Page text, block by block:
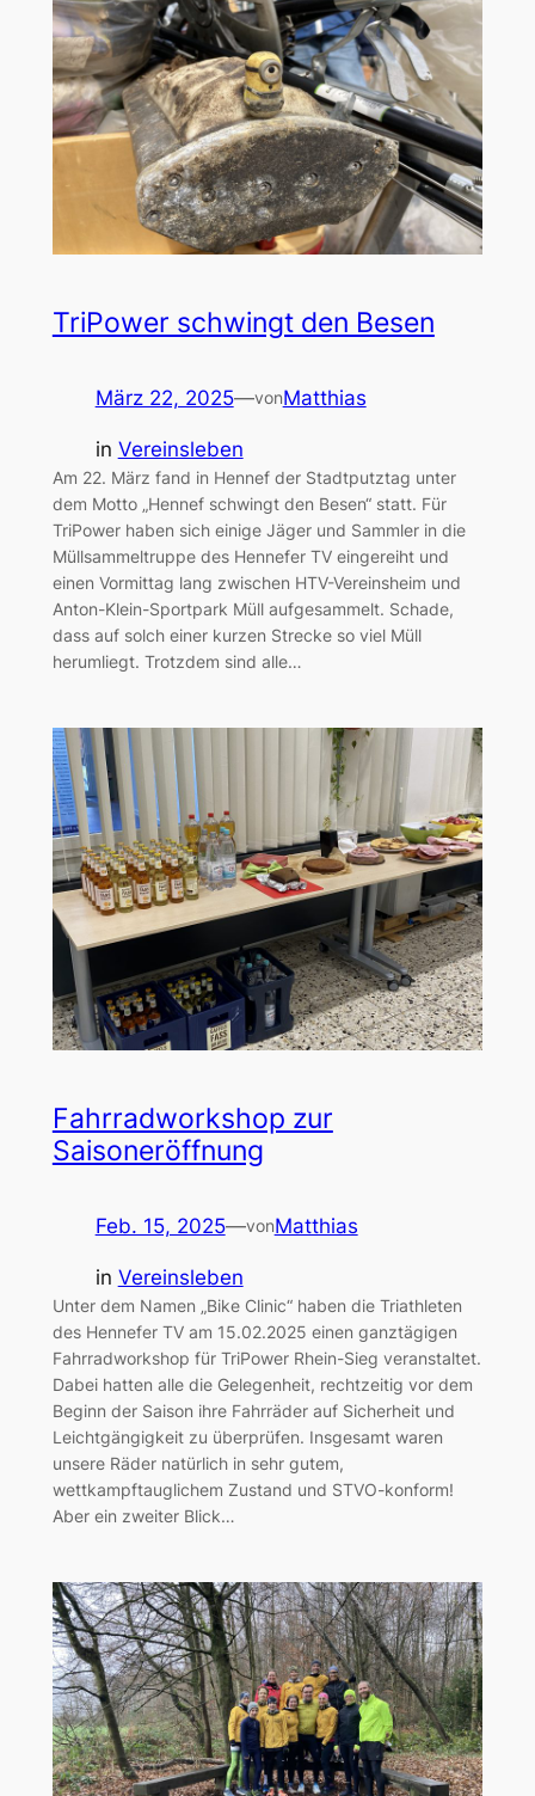
TriPower schwingt den Besen
März 22, 2025—vonMatthias
in Vereinsleben
Am 22. März fand in Hennef der Stadtputztag unter
dem Motto „Hennef schwingt den Besen“ statt. Für
TriPower haben sich einige Jäger und Sammler in die
Müllsammeltruppe des Hennefer TV eingereiht und
einen Vormittag lang zwischen HTV-Vereinsheim und
Anton-Klein-Sportpark Müll aufgesammelt. Schade,
dass auf solch einer kurzen Strecke so viel Müll
herumliegt. Trotzdem sind alle…
Fahrradworkshop zur
Saisoneröffnung
Feb. 15, 2025—vonMatthias
in Vereinsleben
Unter dem Namen „Bike Clinic“ haben die Triathleten
des Hennefer TV am 15.02.2025 einen ganztägigen
Fahrradworkshop für TriPower Rhein-Sieg veranstaltet.
Dabei hatten alle die Gelegenheit, rechtzeitig vor dem
Beginn der Saison ihre Fahrräder auf Sicherheit und
Leichtgängigkeit zu überprüfen. Insgesamt waren
unsere Räder natürlich in sehr gutem,
wettkampftauglichem Zustand und STVO-konform!
Aber ein zweiter Blick…